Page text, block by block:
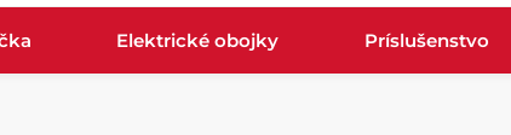
Elektrické obojky Príslušenstvo